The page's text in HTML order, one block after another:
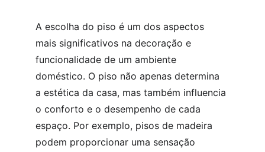
A escolha do piso é um dos aspectos
mais significativos na decoração e
funcionalidade de um ambiente
doméstico. O piso não apenas determina
a estética da casa, mas também influencia
o conforto e o desempenho de cada
espaço. Por exemplo, pisos de madeira
podem proporcionar uma sensação